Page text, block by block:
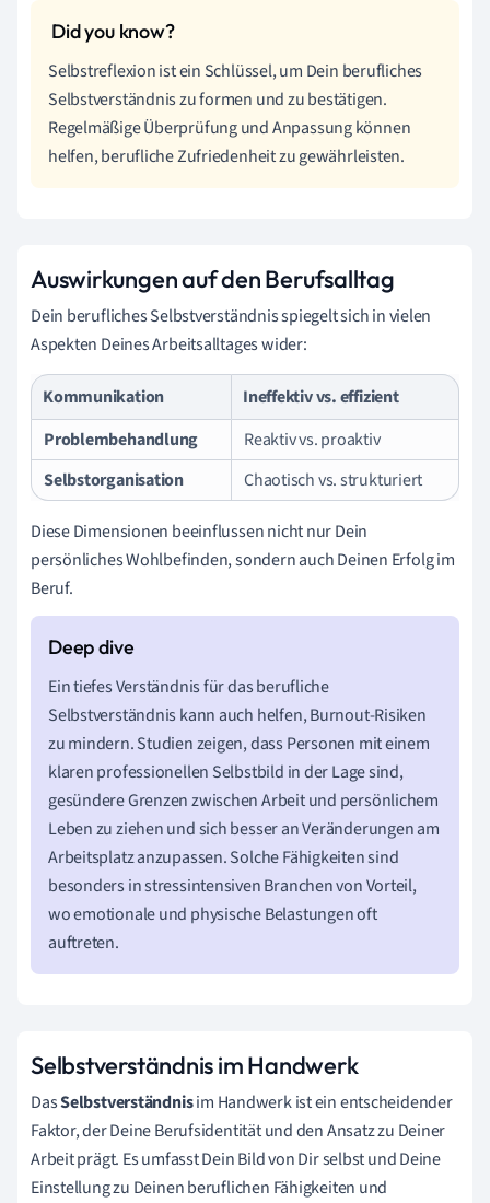
Selbstreflexion ist ein Schlüssel, um Dein berufliches
Selbstverständnis zu formen und zu bestätigen.
Regelmäßige Überprüfung und Anpassung können
helfen, berufliche Zufriedenheit zu gewährleisten.
Auswirkungen auf den Berufsalltag
Dein berufliches Selbstverständnis spiegelt sich in vielen
Aspekten Deines Arbeitsalltages wider:
Kommunikation
Ineffektiv vs. effizient
Problembehandlung
Reaktiv vs. proaktiv
Selbstorganisation
Chaotisch vs. strukturiert
Diese Dimensionen beeinflussen nicht nur Dein
persönliches Wohlbefinden, sondern auch Deinen Erfolg im
Beruf.
Ein tiefes Verständnis für das berufliche
Selbstverständnis kann auch helfen, Burnout-Risiken
zu mindern. Studien zeigen, dass Personen mit einem
klaren professionellen Selbstbild in der Lage sind,
gesündere Grenzen zwischen Arbeit und persönlichem
Leben zu ziehen und sich besser an Veränderungen am
Arbeitsplatz anzupassen. Solche Fähigkeiten sind
besonders in stressintensiven Branchen von Vorteil,
wo emotionale und physische Belastungen oft
auftreten.
Selbstverständnis im Handwerk
DasSelbstverständnisim Handwerk ist ein entscheidender
Faktor, der Deine Berufsidentität und den Ansatz zu Deiner
Arbeit prägt. Es umfasst Dein Bild von Dir selbst und Deine
Einstellung zu Deinen beruflichen Fähigkeiten und